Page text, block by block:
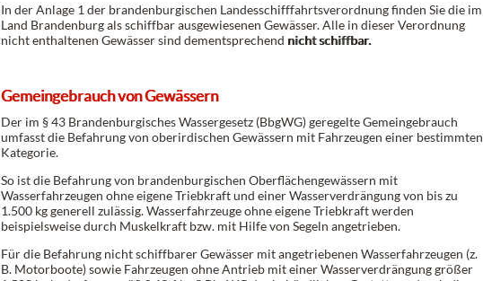
In der Anlage 1 der brandenburgischen Landesschifffahrtsverordnung finden Sie die im
Land Brandenburg als schiffbar ausgewiesenen Gewässer. Alle in dieser Verordnung
nicht enthaltenen Gewässer sind dementsprechend nicht schiffbar.
Gemeingebrauch von Gewässern
Der im § 43 Brandenburgisches Wassergesetz (BbgWG) geregelte Gemeingebrauch
umfasst die Befahrung von oberirdischen Gewässern mit Fahrzeugen einer bestimmten
Kategorie.
So ist die Befahrung von brandenburgischen Oberflächengewässern mit
Wasserfahrzeugen ohne eigene Triebkraft und einer Wasserverdrängung von bis zu
1.500 kg generell zulässig. Wasserfahrzeuge ohne eigene Triebkraft werden
beispielsweise durch Muskelkraft bzw. mit Hilfe von Segeln angetrieben.
Für die Befahrung nicht schiffbarer Gewässer mit angetriebenen Wasserfahrzeugen (z.
B. Motorboote) sowie Fahrzeugen ohne Antrieb mit einer Wasserverdrängung größer